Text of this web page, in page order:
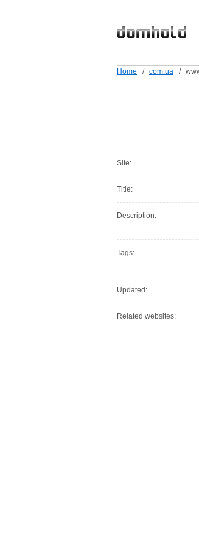
Home / com.ua /
Site:
Title:
Description:
Tags:
Updated:
Related websites: